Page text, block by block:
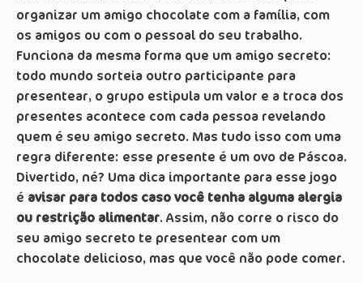
organizar um amigo chocolate com a família, com
os amigos ou com o pessoal do seu trabalho.
Funciona da mesma forma que um amigo secreto:
todo mundo sorteia outro participante para
presentear, o grupo estipula um valor e a troca dos
presentes acontece com cada pessoa revelando
quem é seu amigo secreto. Mas tudo isso com uma
regra diferente: esse presente é um ovo de Páscoa.
Divertido, né? Uma dica importante para esse jogo
é avisar para todos caso você tenha alguma alergia
ou restrição alimentar. Assim, não corre o risco do
seu amigo secreto te presentear com um
chocolate delicioso, mas que você não pode comer.